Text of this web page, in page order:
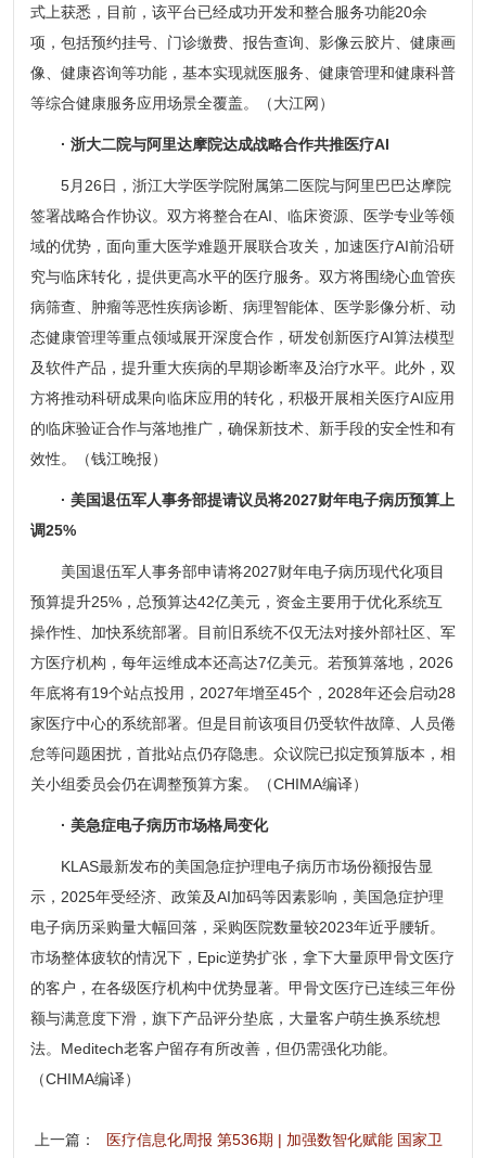
式上获悉，目前，该平台已经成功开发和整合服务功能20余
项，包括预约挂号、门诊缴费、报告查询、影像云胶片、健康画
像、健康咨询等功能，基本实现就医服务、健康管理和健康科普
等综合健康服务应用场景全覆盖。（大江网）
· 浙大二院与阿里达摩院达成战略合作共推医疗AI
5月26日，浙江大学医学院附属第二医院与阿里巴巴达摩院
签署战略合作协议。双方将整合在AI、临床资源、医学专业等领
域的优势，面向重大医学难题开展联合攻关，加速医疗AI前沿研
究与临床转化，提供更高水平的医疗服务。双方将围绕心血管疾
病筛查、肿瘤等恶性疾病诊断、病理智能体、医学影像分析、动
态健康管理等重点领域展开深度合作，研发创新医疗AI算法模型
及软件产品，提升重大疾病的早期诊断率及治疗水平。此外，双
方将推动科研成果向临床应用的转化，积极开展相关医疗AI应用
的临床验证合作与落地推广，确保新技术、新手段的安全性和有
效性。（钱江晚报）
· 美国退伍军人事务部提请议员将2027财年电子病历预算上
调25%
美国退伍军人事务部申请将2027财年电子病历现代化项目
预算提升25%，总预算达42亿美元，资金主要用于优化系统互
操作性、加快系统部署。目前旧系统不仅无法对接外部社区、军
方医疗机构，每年运维成本还高达7亿美元。若预算落地，2026
年底将有19个站点投用，2027年增至45个，2028年还会启动28
家医疗中心的系统部署。但是目前该项目仍受软件故障、人员倦
怠等问题困扰，首批站点仍存隐患。众议院已拟定预算版本，相
关小组委员会仍在调整预算方案。（CHIMA编译）
· 美急症电子病历市场格局变化
KLAS最新发布的美国急症护理电子病历市场份额报告显
示，2025年受经济、政策及AI加码等因素影响，美国急症护理
电子病历采购量大幅回落，采购医院数量较2023年近乎腰斩。
市场整体疲软的情况下，Epic逆势扩张，拿下大量原甲骨文医疗
的客户，在各级医疗机构中优势显著。甲骨文医疗已连续三年份
额与满意度下滑，旗下产品评分垫底，大量客户萌生换系统想
法。Meditech老客户留存有所改善，但仍需强化功能。
（CHIMA编译）
上一篇： 医疗信息化周报 第536期 | 加强数智化赋能 国家卫